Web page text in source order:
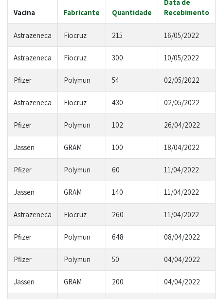
Vacina Fabricante Quantidade
Data de
Recebimento
Astrazeneca Fiocruz 215 16/05/2022
Astrazeneca Fiocruz 300 10/05/2022
Pfizer Polymun 54 02/05/2022
Astrazeneca Fiocruz 430 02/05/2022
Pfizer Polymun 102 26/04/2022
Jassen GRAM 100 18/04/2022
Pfizer Polymun 60 11/04/2022
Jassen GRAM 140 11/04/2022
Astrazeneca Fiocruz 260 11/04/2022
Pfizer Polymun 648 08/04/2022
Pfizer Polymun 50 04/04/2022
Jassen GRAM 200 04/04/2022